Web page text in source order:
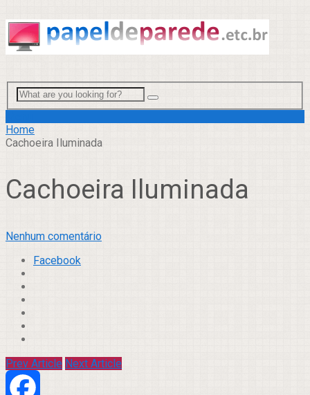
Home
Cachoeira Iluminada
Cachoeira Iluminada
Nenhum comentário
Facebook
Prev Article Next Article